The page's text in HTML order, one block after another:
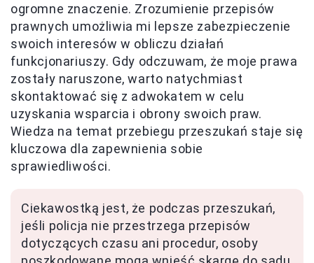
ogromne znaczenie. Zrozumienie przepisów
prawnych umożliwia mi lepsze zabezpieczenie
swoich interesów w obliczu działań
funkcjonariuszy. Gdy odczuwam, że moje prawa
zostały naruszone, warto natychmiast
skontaktować się z adwokatem w celu
uzyskania wsparcia i obrony swoich praw.
Wiedza na temat przebiegu przeszukań staje się
kluczowa dla zapewnienia sobie
sprawiedliwości.
Ciekawostką jest, że podczas przeszukań,
jeśli policja nie przestrzega przepisów
dotyczących czasu ani procedur, osoby